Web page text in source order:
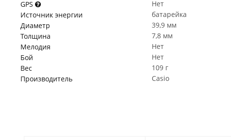
GPS
Нет
Источник энергии
батарейка
Диаметр
39,9 мм
Толщина
7,8 мм
Мелодия
Нет
Бой
Нет
Вес
109 г
Производитель
Casio